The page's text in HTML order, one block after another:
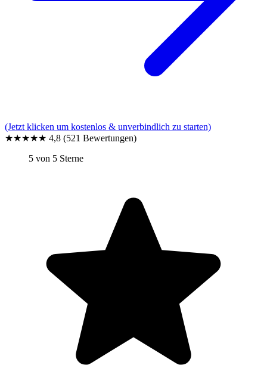
(Jetzt klicken um kostenlos & unverbindlich zu starten)
★★★★★ 4,8 (521 Bewertungen)
5 von 5 Sterne